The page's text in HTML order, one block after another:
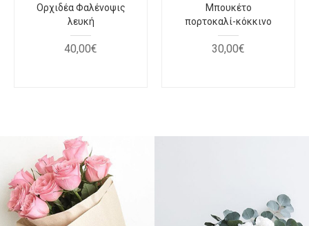
Ορχιδέα Φαλένοψις
λευκή
40,00€
Μπουκέτο
πορτοκαλί-κόκκινο
30,00€